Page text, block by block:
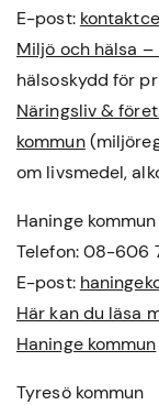
E-post:
Miljö och hälsa –
hälsoskydd för
Näringsliv &
kommun
om livsmedel,
Haninge kommun
Telefon: 08-606
E-post:
Här kan du läsa
Haninge kommun
Tyresö kommun